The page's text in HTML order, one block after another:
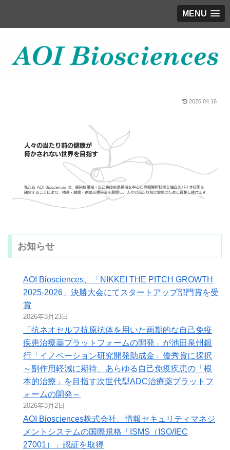
MENU
2026.04.16
お知らせ
AOI Biosciences、「NIKKEI THE PITCH GROWTH
2025-2026」決勝大会にてスタートアップ部門賞を受
賞
2026年3月23日
「抗ネオセルフ抗原抗体を用いた画期的な自己免疫
疾患治療薬プラットフォームの開発」が池田泉州銀
行「イノベーション研究開発助成金」優秀賞に採択
～副作用軽減に期待、あらゆる自己免疫疾患の「根
本的治療」を目指す次世代型ADC治療薬プラットフ
ォームの開発～
2026年3月2日
AOI Biosciences株式会社、情報セキュリティマネジ
メントシステムの国際規格「ISMS（ISO/IEC
27001）」認証を取得